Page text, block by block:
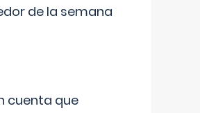
de la semana
cuenta que